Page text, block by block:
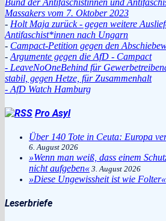
Massakers vom 7. Oktober 2023
- Holt Maja zurück - gegen weitere
Antifaschist*innen nach Ungarn
- Campact-Petition gegen den
- Argumente gegen die AfD - Campact
- LeaveNoOneBehind für
stabil, gegen Hetze, für Zusammenhalt
- AfD Watch Hamburg
Pro Asyl
Über 140 Tote in Ceuta: Europa
6. August 2026
»Wenn man weiß, dass einem
nicht aufgeben« 3. August 2026
»Diese Ungewissheit ist wie Folter«
Leserbriefe